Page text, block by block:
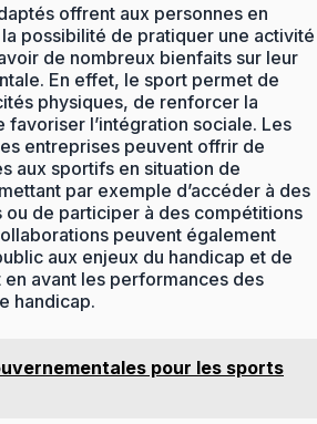
offrent aux personnes en
possibilité de pratiquer une activité
de nombreux bienfaits sur leur
En effet, le sport permet de
physiques, de renforcer la
favoriser l’intégration sociale. Les
entreprises peuvent offrir de
aux sportifs en situation de
par exemple d’accéder à des
ou de participer à des compétitions
peuvent également
aux enjeux du handicap et de
en avant les performances des
handicap.
pour les sports